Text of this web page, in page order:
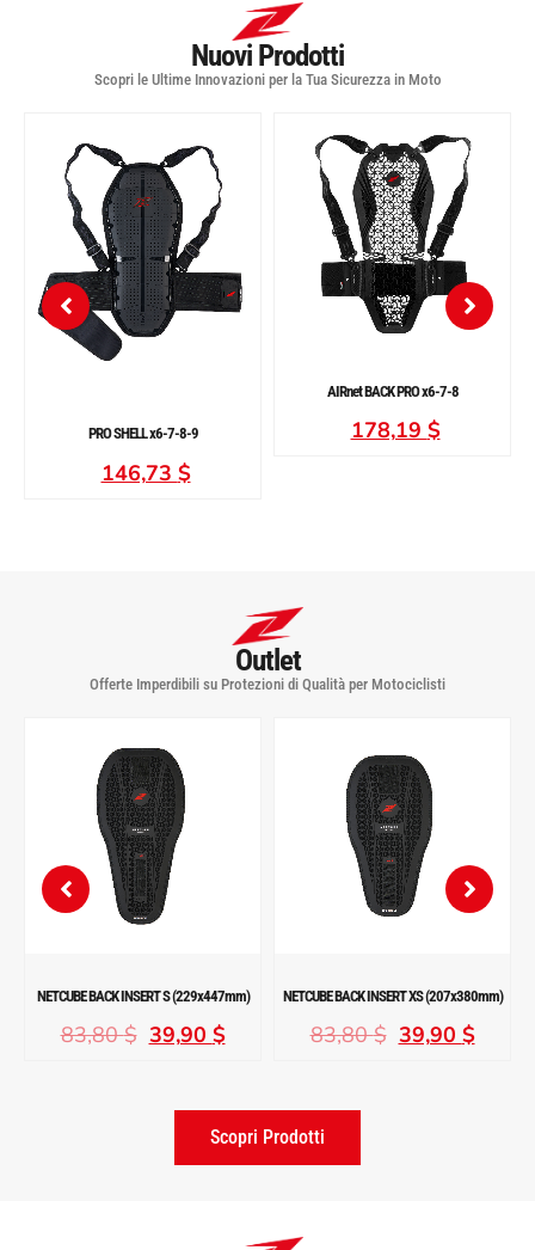
Nuovi Prodotti
Scopri le Ultime Innovazioni per la Tua Sicurezza in Moto
PRO SHELL x6-7-8-9
146,73 $
AIRnet BACK PRO x6-7-8
178,19 $
Outlet
Offerte Imperdibili su Protezioni di Qualità per Motociclisti
NETCUBE BACK INSERT S (229x447mm)
83,80$ 39,90 $
NETCUBE BACK INSERT XS (207x380mm)
83,80$ 39,90 $
Scopri Prodotti